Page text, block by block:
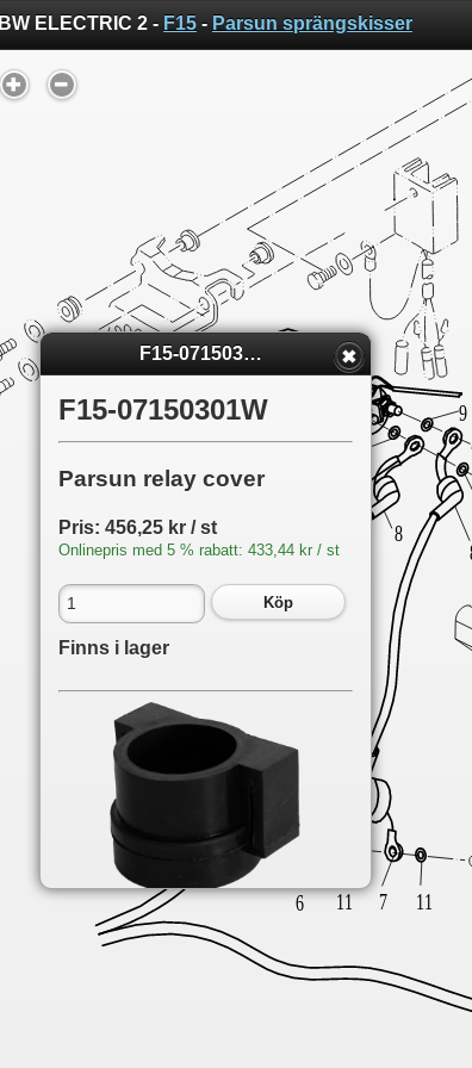
BW ELECTRIC 2 - F15 - Parsun sprängskisser
F15-07150301W
F15-07150301W
Parsun relay cover
Pris: 456,25 kr / st
Onlinepris med 5 % rabatt: 433,44 kr / st
Köp
Finns i lager
Du hittar delen på följande sidor: